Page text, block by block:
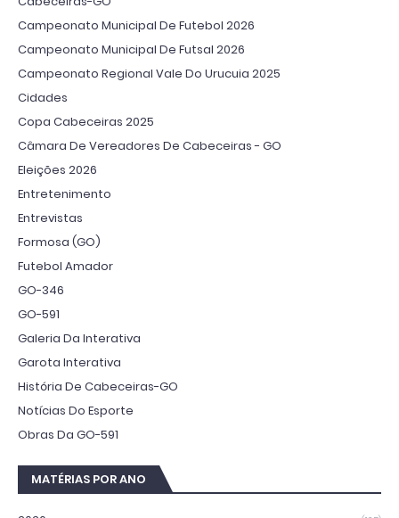
Campeonato Municipal De Futebol 2026
Campeonato Municipal De Futsal 2026
Campeonato Regional Vale Do Urucuia 2025
Cidades
Copa Cabeceiras 2025
Câmara De Vereadores De Cabeceiras - GO
Eleições 2026
Entretenimento
Entrevistas
Formosa (GO)
Futebol Amador
GO-346
GO-591
Galeria Da Interativa
Garota Interativa
História De Cabeceiras-GO
Notícias Do Esporte
Obras Da GO-591
MATÉRIAS POR ANO